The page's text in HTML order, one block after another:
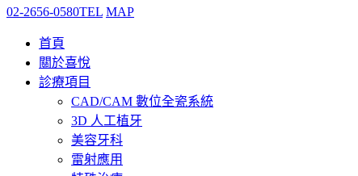
02-2656-0580TEL MAP
首頁
關於喜悅
診療項目
CAD/CAM 數位全瓷系統
3D 人工植牙
美容牙科
雷射應用